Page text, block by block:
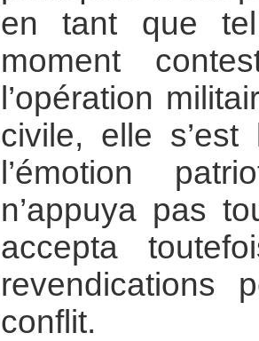
en tant que
moment
l’opération
civile, elle
l’émotion
n’appuya pas
accepta
revendications
conflit.